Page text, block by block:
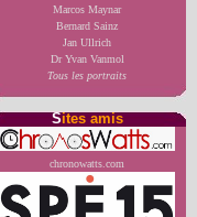
Marcos Maynar
Bernard Sainz
Jan Ullrich
Dr Yvan Vanmol
Tous les portraits
Sites amis
chronowatts.com